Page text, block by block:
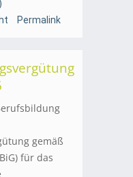
Permalink
gemäß
für das